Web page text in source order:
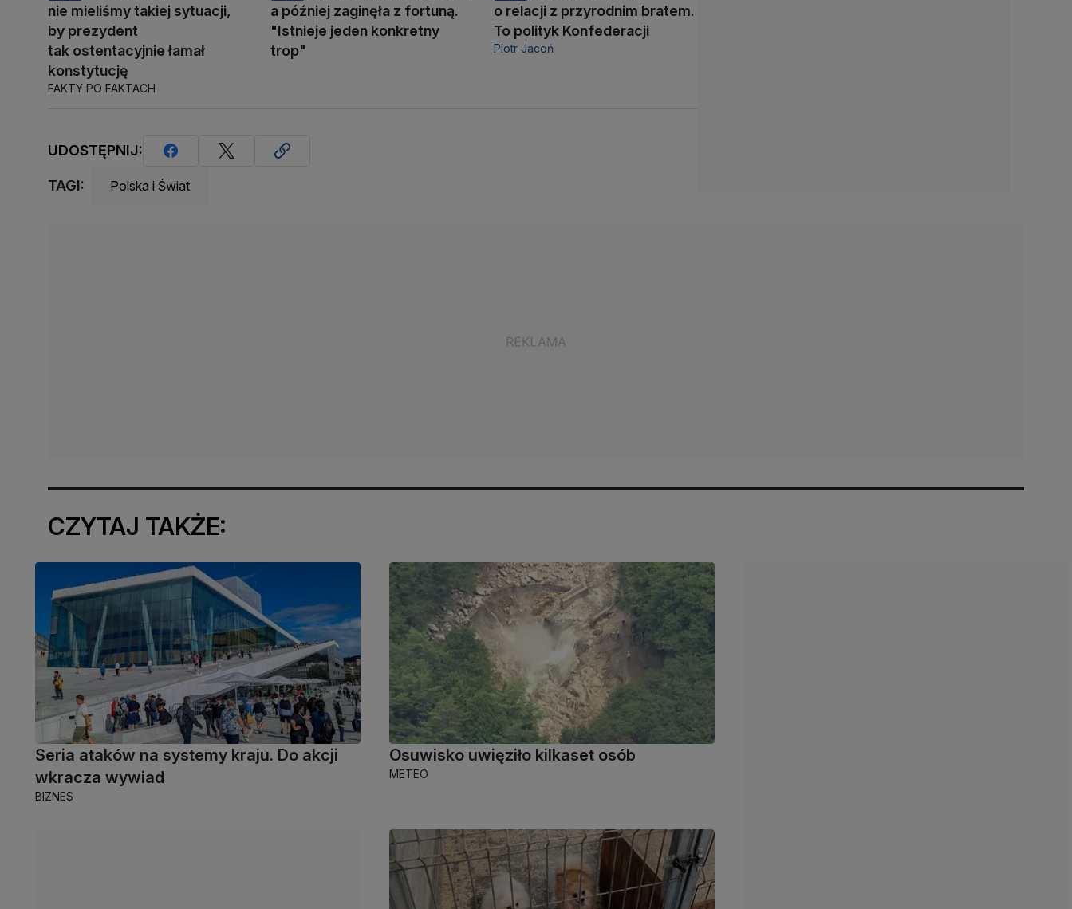
nie mieliśmy takiej sytuacji,
by prezydent
tak ostentacyjnie łamał
konstytucję
FAKTY PO FAKTACH
a później zaginęła z fortuną.
"Istnieje jeden konkretny
trop"
o relacji z przyrodnim bratem.
To polityk Konfederacji
Piotr Jacoń
UDOSTĘPNIJ:
TAGI: Polska i Świat
CZYTAJ TAKŻE:
Seria ataków na systemy kraju. Do akcji
wkracza wywiad
BIZNES
Osuwisko uwięziło kilkaset osób
METEO